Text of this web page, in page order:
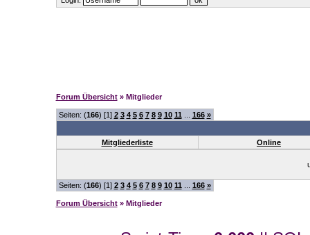
Forum Übersicht» Mitglieder
Seiten: (166) [1] 2 3 4 5 6 7 8 9 10 11 166 »
Mitgliederliste Online
Seiten: (166) [1] 2 3 4 5 6 7 8 9 10 11 166 »
Forum Übersicht» Mitglieder